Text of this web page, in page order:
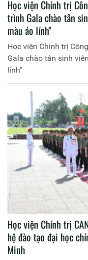
Học viện Chính trị
trình Gala chào tân
màu áo lính"
Học viện Chính trị
Gala chào tân sinh
lính"
Học viện Chính trị
hệ đào tạo đại học
Minh